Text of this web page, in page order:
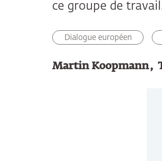
ce groupe de
Dialogue européen
Martin Koopmann